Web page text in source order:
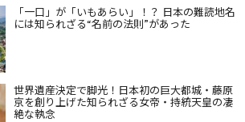
「一口」が「いもあらい」！？ 日本の難読地名
には知られざる“名前の法則”があった
世界遺産決定で脚光！日本初の巨大都城・藤原
京を創り上げた知られざる女帝・持統天皇の凄
絶な執念